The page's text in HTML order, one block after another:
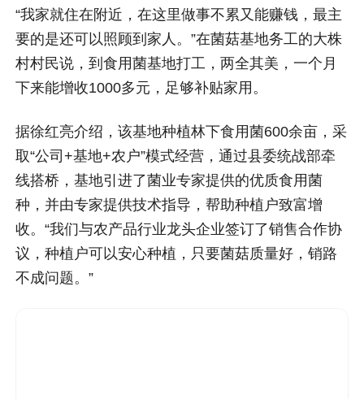
“我家就住在附近，在这里做事不累又能赚钱，最主
要的是还可以照顾到家人。”在菌菇基地务工的大株
村村民说，到食用菌基地打工，两全其美，一个月
下来能增收1000多元，足够补贴家用。
据徐红亮介绍，该基地种植林下食用菌600余亩，采
取“公司+基地+农户”模式经营，通过县委统战部牵
线搭桥，基地引进了菌业专家提供的优质食用菌
种，并由专家提供技术指导，帮助种植户致富增
收。“我们与农产品行业龙头企业签订了销售合作协
议，种植户可以安心种植，只要菌菇质量好，销路
不成问题。”